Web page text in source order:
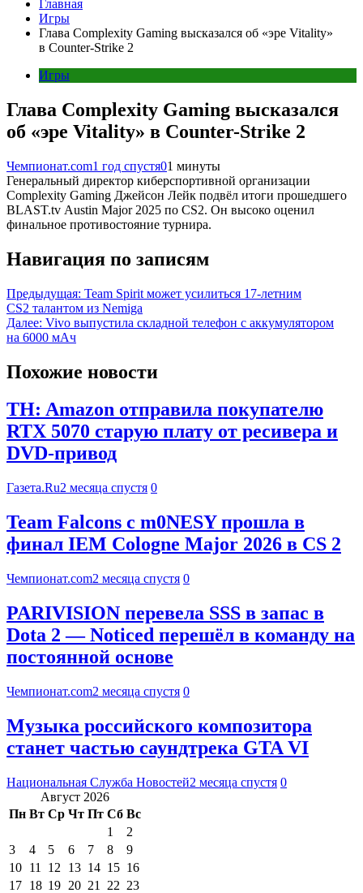
Главная
Игры
Глава Complexity Gaming высказался об «эре Vitality»
в Counter-Strike 2
Игры
Глава Complexity Gaming высказался
об «эре Vitality» в Counter-Strike 2
Чемпионат.com1 год спустя01 минуты
Генеральный директор киберспортивной организации
Complexity Gaming Джейсон Лейк подвёл итоги прошедшего
BLAST.tv Austin Major 2025 по CS2. Он высоко оценил
финальное противостояние турнира.
Навигация по записям
Предыдущая: Team Spirit может усилиться 17-летним
CS2 талантом из Nemiga
Далее: Vivo выпустила складной телефон с аккумулятором
на 6000 мАч
Похожие новости
TH: Amazon отправила покупателю
RTX 5070 старую плату от ресивера и
DVD-привод
Газета.Ru2 месяца спустя 0
Team Falcons с m0NESY прошла в
финал IEM Cologne Major 2026 в CS 2
Чемпионат.com2 месяца спустя 0
PARIVISION перевела SSS в запас в
Dota 2 — Noticed перешёл в команду на
постоянной основе
Чемпионат.com2 месяца спустя 0
Музыка российского композитора
станет частью саундтрека GTA VI
Национальная Служба Новостей2 месяца спустя 0
Август 2026
Пн Вт Ср Чт Пт Сб Вс
1
2
3
4 5 6 7 8
9
10 11 12 13 14 15 16
17 18 19 20 21 22 23